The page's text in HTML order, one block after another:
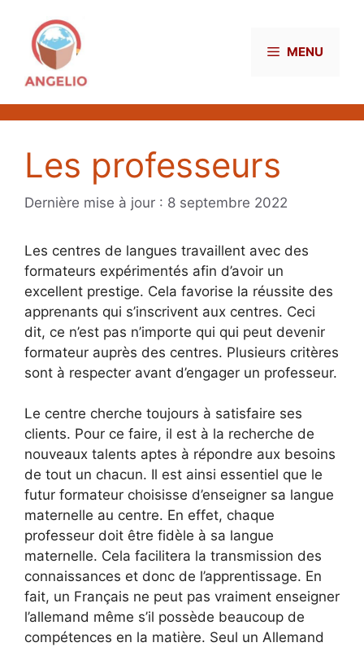
contenu
MENU
Les professeurs
8 septembre 2022
Les centres de langues travaillent avec des
formateurs expérimentés afin d’avoir un
excellent prestige. Cela favorise la réussite des
apprenants qui s’inscrivent aux centres. Ceci
dit, ce n’est pas n’importe qui qui peut devenir
formateur auprès des centres. Plusieurs critères
sont à respecter avant d’engager un professeur.
Le centre cherche toujours à satisfaire ses
clients. Pour ce faire, il est à la recherche de
nouveaux talents aptes à répondre aux besoins
de tout un chacun. Il est ainsi essentiel que le
futur formateur choisisse d’enseigner sa langue
maternelle au centre. En effet, chaque
professeur doit être fidèle à sa langue
maternelle. Cela facilitera la transmission des
connaissances et donc de l’apprentissage. En
fait, un Français ne peut pas vraiment enseigner
l’allemand même s’il possède beaucoup de
compétences en la matière. Seul un Allemand